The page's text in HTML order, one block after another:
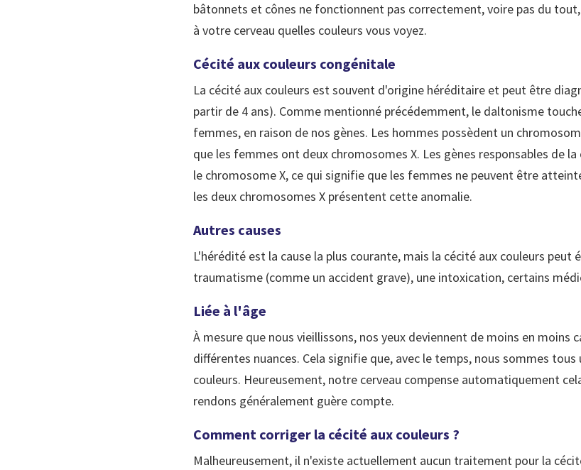
bâtonnets et cônes ne fonctionnent pas correctement, voire pas du
à votre cerveau quelles couleurs vous voyez.
Cécité aux couleurs congénitale
La cécité aux couleurs est souvent d'origine héréditaire et peut être
partir de 4 ans). Comme mentionné précédemment, le daltonisme
femmes, en raison de nos gènes. Les hommes possèdent un
que les femmes ont deux chromosomes X. Les gènes responsables de
le chromosome X, ce qui signifie que les femmes ne peuvent être
les deux chromosomes X présentent cette anomalie.
Autres causes
L'hérédité est la cause la plus courante, mais la cécité aux couleurs peut
traumatisme (comme un accident grave), une intoxication, certains
Liée à l'âge
À mesure que nous vieillissons, nos yeux deviennent de moins en moins
différentes nuances. Cela signifie que, avec le temps, nous sommes
couleurs. Heureusement, notre cerveau compense automatiquement
rendons généralement guère compte.
Comment corriger la cécité aux couleurs ?
Malheureusement, il n'existe actuellement aucun traitement pour la